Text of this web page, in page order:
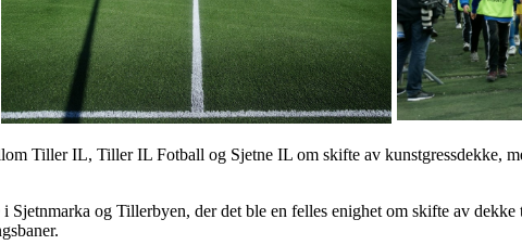
Tiller IL, Tiller IL Fotball og Sjetne IL om skifte av kunstgressdekke,
og Tillerbyen, der det ble en felles enighet om skifte av